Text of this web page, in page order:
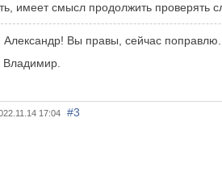
имеет смысл продолжить проверять
Александр! Вы правы, сейчас поправлю.
17:04
#3